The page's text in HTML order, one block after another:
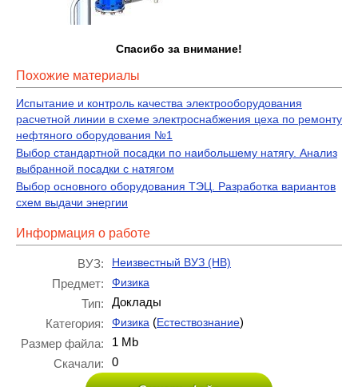
Спасибо за внимание!
Похожие материалы
Испытание и контроль качества электрооборудования
расчетной линии в схеме электроснабжения цеха по ремонту
нефтяного оборудования №1
Выбор стандартной посадки по наибольшему натягу. Анализ
выбранной посадки с натягом
Выбор основного оборудования ТЭЦ. Разработка вариантов
схем выдачи энергии
Информация о работе
ВУЗ: Неизвестный ВУЗ (НВ)
Предмет: Физика
Тип:
Доклады
Категория:
Физика (Естествознание)
Размер файла:
1 Mb
Скачали:
0